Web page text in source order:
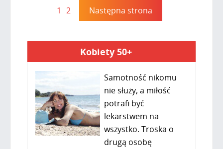
1 2 Następna strona
Kobiety 50+
Samotność nikomu
nie służy, a miłość
potrafi być
lekarstwem na
wszystko. Troska o
drugą osobę